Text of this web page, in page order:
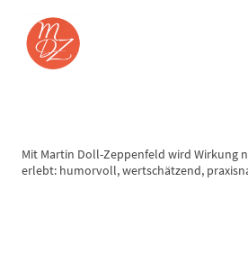
Mit Martin Doll-Zeppenfeld wird Wirkung
erlebt: humorvoll, wertschätzend,